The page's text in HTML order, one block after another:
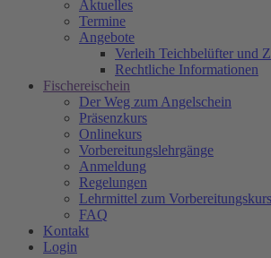
Aktuelles
Termine
Angebote
Verleih Teichbelüfter und
Rechtliche Informationen
Fischereischein
Der Weg zum Angelschein
Präsenzkurs
Onlinekurs
Vorbereitungslehrgänge
Anmeldung
Regelungen
Lehrmittel zum Vorbereitungskurs
FAQ
Kontakt
Login